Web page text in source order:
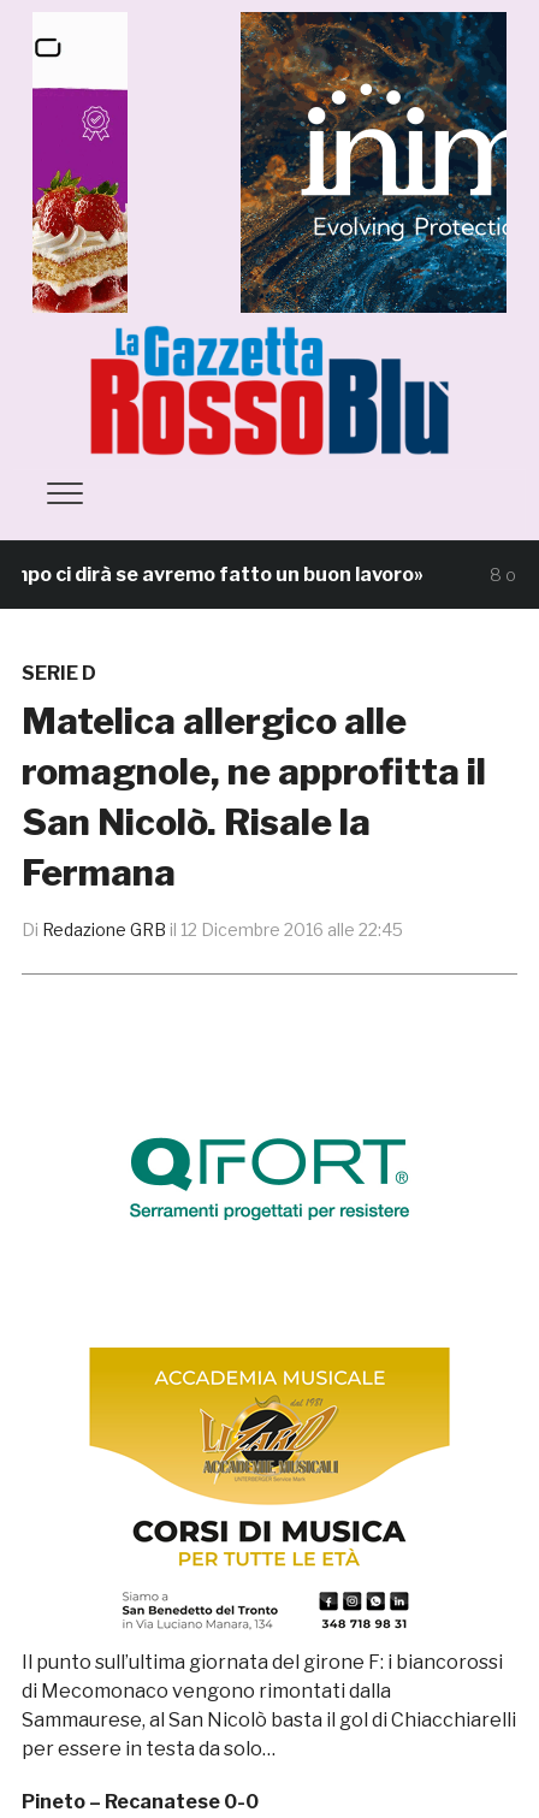
ci dirà se avremo fatto un buon lavoro» 8 ore fa
SERIE D
Matelica allergico alle
romagnole, ne approfitta il
San Nicolò. Risale la
Fermana
Di Redazione GRB il 12 Dicembre 2016 alle 22:45
Il punto sull’ultima giornata del girone F: i biancorossi
di Mecomonaco vengono rimontati dalla
Sammaurese, al San Nicolò basta il gol di Chiacchiarelli
per essere in testa da solo…
Pineto – Recanatese 0-0